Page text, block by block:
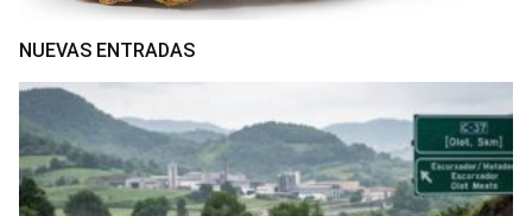
NUEVAS ENTRADAS